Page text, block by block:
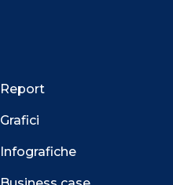
Report
Grafici
Infografiche